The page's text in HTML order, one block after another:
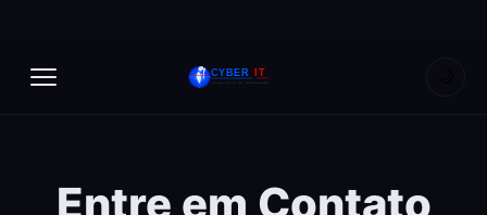
Entre em Contato